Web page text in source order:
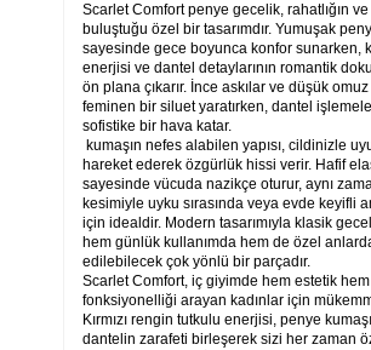
Scarlet Comfort penye gecelik, rahatlığın
buluştuğu özel bir tasarımdır. Yumuşak
sayesinde gece boyunca konfor sunarken,
enerjisi ve dantel detaylarının romantik
ön plana çıkarır. İnce askılar ve düşük omuz
feminen bir siluet yaratırken, dantel
sofistike bir hava katar.
kumaşın nefes alabilen yapısı, cildinizle
hareket ederek özgürlük hissi verir. Hafif
sayesinde vücuda nazikçe oturur, aynı
kesimiyle uyku sırasında veya evde keyifli
için idealdir. Modern tasarımıyla klasik
hem günlük kullanımda hem de özel
edilebilecek çok yönlü bir parçadır.
Scarlet Comfort, iç giyimde hem estetik
fonksiyonelliği arayan kadınlar için
Kırmızı rengin tutkulu enerjisi, penye
dantelin zarafeti birleşerek sizi her zaman